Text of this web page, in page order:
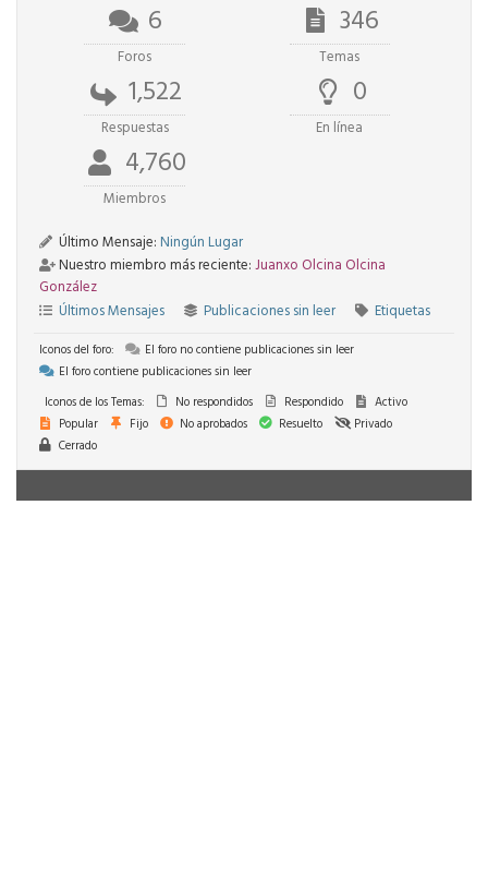
6
Foros
346
Temas
1,522
Respuestas
0
En línea
4,760
Miembros
Último Mensaje: Ningún Lugar
Nuestro miembro más reciente:Juanxo Olcina Olcina
González
Últimos Mensajes
Publicaciones sin leer Etiquetas
Iconos del foro:
El foro no contiene publicaciones sin leer
El foro contiene publicaciones sin leer
Iconos de los Temas:
No respondidos Respondido
Activo
Popular
Fijo No aprobados Resuelto
Privado
Cerrado